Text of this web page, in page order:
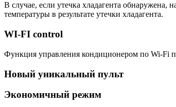
В случае, если утечка хладагента
температуры в результате утечки хладагента.
WI-FI control
Функция управления кондиционером по Wi-Fi
Новый уникальный пульт
Экономичный режим